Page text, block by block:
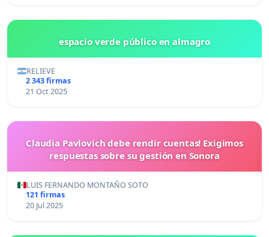
espacio verde público en almagro
RELIEVE
2 343 firmas
21 Oct 2025
Claudia Pavlovich debe rendir cuentas! Exigimos
respuestas sobre su gestión en Sonora
LUIS FERNANDO MONTAÑO SOTO
121 firmas
20 Jul 2025